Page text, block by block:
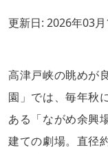
更新日: 2026年03月
高津戸峡の眺めが
園」では、毎年秋
ある「ながめ余興
建ての劇場。直径